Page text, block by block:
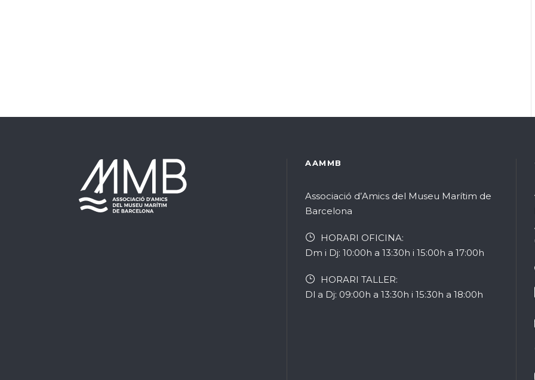
AAMMB
Associació d’Amics del Museu Marítim de
Barcelona
HORARI OFICINA:
Dm i Dj: 10:00h a 13:30h i 15:00h a 17:00h
HORARI TALLER:
Dl a Dj: 09:00h a 13:30h i 15:30h a 18:00h